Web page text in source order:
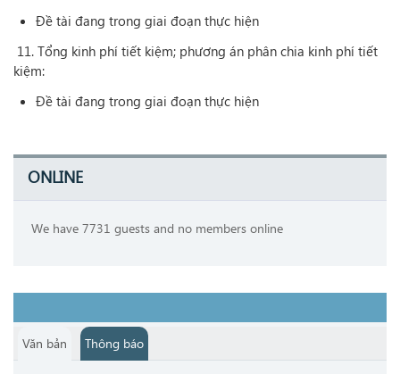
Đề tài đang trong giai đoạn thực hiện
11. Tổng kinh phí tiết kiệm; phương án phân chia kinh phí tiết
kiệm:
Đề tài đang trong giai đoạn thực hiện
ONLINE
We have 7731 guests and no members online
Văn bản Thông báo